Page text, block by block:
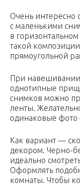
Очень интересно
с маленькими
в
такой
прямоугольной
При
однотипные
снимков можно
ленты.
одинаковые
Как вариант —
декором. Черно-
идеально
Оформлять
комнаты. Чтобы